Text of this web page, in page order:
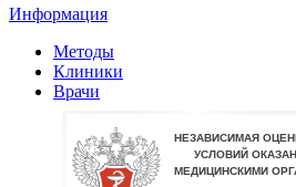
Информация
Методы
Клиники
Врачи